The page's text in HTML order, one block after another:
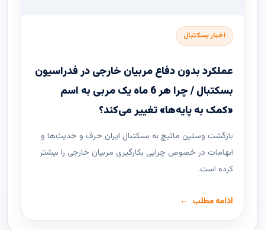
اخبار بسکتبال
عملکرد بدون دفاع مربیان خارجی در فدراسیون
بسکتبال / چرا هر 6 ماه یک مربی به اسم
«کمک به پایه‌ها» تغییر می‌کند؟
بازگشت وسلین ماتیچ به بسکتبال ایران حرف و حدیث‌ها و
ابهامات در خصوص چرایی بکارگیری مربیان خارجی را بیشتر
کرده است.
ادامه مطلب